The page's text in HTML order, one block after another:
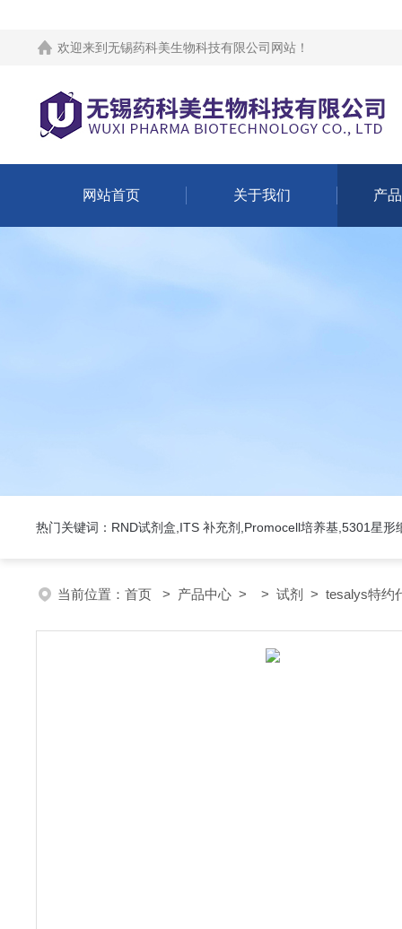
欢迎来到 无锡药科美生物科技有限公司网站 ！
网站首页 关于我们 产
热门关键词：RND试剂盒,ITS 补充剂,Promocell培养基,5301星形
当前位置： 首页 > 产品中心 > > 试剂 > tesalys特约